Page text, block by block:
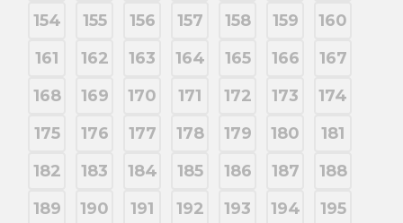
154
155 156 157 158 159
160
161
162 163 164 165 166
167
168
169 170 171 172 173
174
175
176 177 178 179 180
181
182
183 184 185 186 187
188
189
190 191 192 193 194
195